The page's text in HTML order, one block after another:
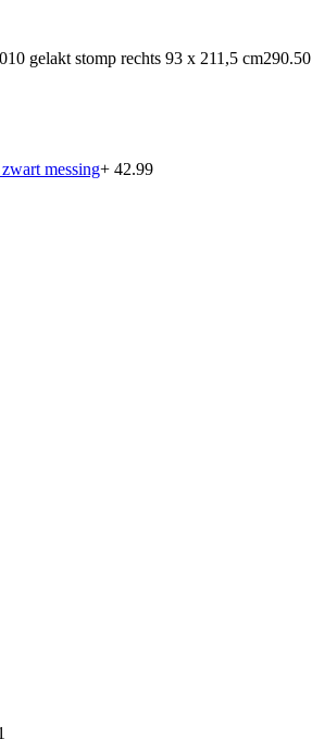
gelakt stomp rechts 93 x 211,5 cm290.50
messing+ 42.99